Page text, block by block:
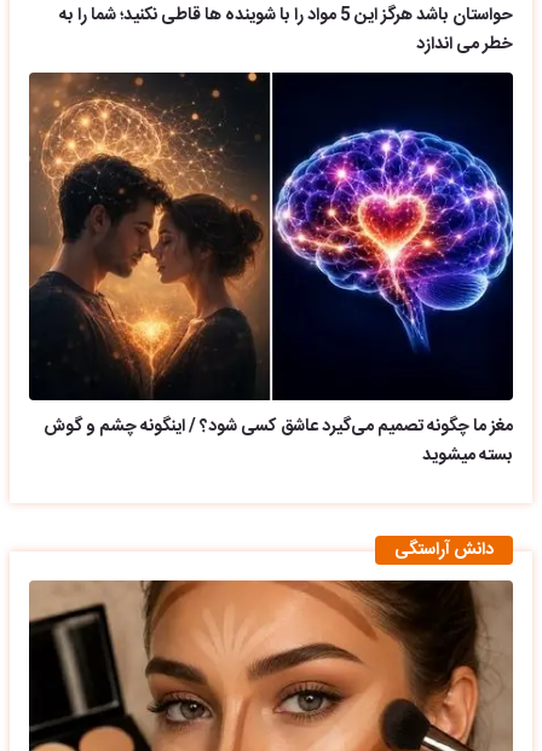
حواستان باشد هرگز این 5 مواد را با شوینده ها قاطی نکنید؛ شما را به
خطر می اندازد
مغز ما چگونه تصمیم می‌گیرد عاشق کسی شود؟ / اینگونه چشم و گوش
بسته میشوید
دانش آراستگی